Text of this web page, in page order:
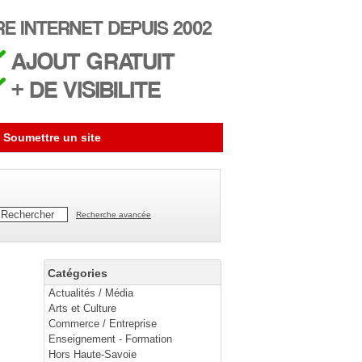
Soumettre un site
Recherche avancée
Catégories
Actualités / Média
Arts et Culture
Commerce / Entreprise
Enseignement - Formation
Hors Haute-Savoie